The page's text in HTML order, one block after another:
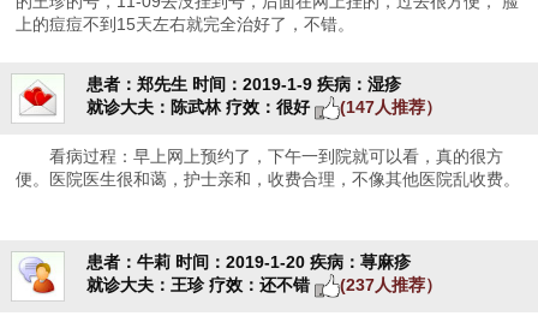
上的痘痘不到15天左右就完全治好了，不错。
患者：郑先生 时间：2019-1-9 疾病：湿疹
就诊大夫：陈武林 疗效：很好 (147人推荐）
看病过程：早上网上预约了，下午一到院就可以看，真的很方
便。医院医生很和蔼，护士亲和，收费合理，不像其他医院乱收费。
患者：牛莉 时间：2019-1-20 疾病：荨麻疹
就诊大夫：王珍 疗效：还不错 (237人推荐）